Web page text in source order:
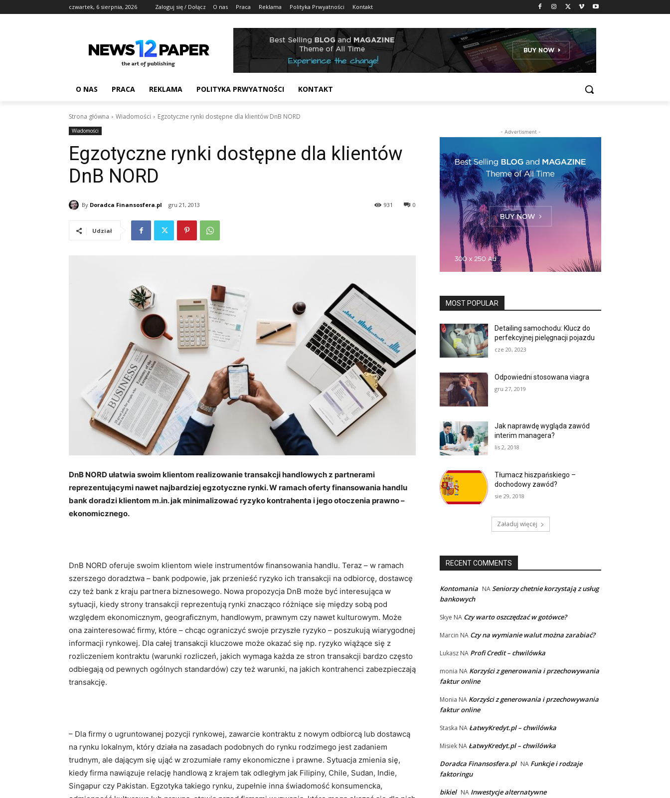
czwartek, 6 sierpnia, 2026 Zaloguj się / Dołącz O nas Praca Reklama Polityka Prwyatności Kontakt
O NAS PRACA REKLAMA POLITYKA PRWYATNOŚCI KONTAKT
Strona główna Wiadomości Egzotyczne rynki dostępne dla klientów DnB NORD
Wiadomości
Egzotyczne rynki dostępne dla klientów
DnB NORD
By Doradca Finansosfera.pl gru 21, 2013 0
931
Udział
DnB NORD ułatwia swoim klientom realizowanie transakcji handlowych z partnerami
reprezentującymi nawet najbardziej egzotyczne rynki. W ramach oferty finansowania handlu
bank doradzi klientom m.in. jak minimalizować ryzyko kontrahenta i jego otoczenia prawno –
ekonomicznego.
DnB NORD oferuje swoim klientom wiele instrumentów finansowania handlu. Teraz – w ramach
szerszego doradztwa – bank podpowie, jak przenieść ryzyko ich transakcji na odbiorcę, dostawcę
czy też bank z kraju partnera biznesowego. Nowa propozycja DnB może być interesująca w
sytuacji, kiedy strony transakcji reprezentują rynki znacząco różniące się między sobą pod
względem ekonomicznym, geograficznym, handlowym, prawnym czy nawet kulturowym. Może
ona zainteresować firmy, które – chcąc ograniczyć swoje przyszłe ryzyko – poszukują wiarygodnej
informacji rynkowej. Dla całej transakcji kluczowe może okazać się np. ryzyko wiążące się z
rozliczeniem kontraktu (warunki rozliczeń, jakich wymaga każda ze stron transakcji bardzo często
odbiegają od pewnych ogólnych standardów) czy też warunki, na jakich kontrahenci zabezpieczają
transakcję.
– Dla firmy o ugruntowanej pozycji rynkowej, zawarcie kontraktu z nowym odbiorcą lub dostawcą
na rynku lokalnym, który działa na zasadach podobnych do rynku rodzimego jest zadaniem
trudnym, ale dającym się ująć w zrozumiałe ramy ekonomiczne i prawne. Sytuacja zmienia się,
kiedy firma nawiązuje relację handlową z krajem tak odległym jak Filipiny, Chile, Sudan, Indie,
Singapur czy Pakistan. Egzotyka takiego rynku, zupełnie inna świadomość konsumencka,
- Advertisment -
MOST POPULAR
Detailing samochodu: Klucz do
perfekcyjnej pielęgnacji pojazdu
cze 20, 2023
Odpowiedni stosowana viagra
gru 27, 2019
Jak naprawdę wygląda zawód
interim managera?
lis 2, 2018
Tłumacz hiszpańskiego –
dochodowy zawód?
sie 29, 2018
Załaduj więcej
RECENT COMMENTS
Kontomania NASeniorzy chetnie korzystają z usług
bankowych
Skye NA Czy warto oszczędzać w gotówce?
Marcin NA Czy na wymianie walut można zarabiać?
Lukasz NA Profi Credit – chwilówka
monia NA Korzyści z generowania i przechowywania
faktur online
Monia NA Korzyści z generowania i przechowywania
faktur online
Staska NA ŁatwyKredyt.pl – chwilówka
Misiek NA ŁatwyKredyt.pl – chwilówka
Doradca Finansosfera.pl NA Funkcje i rodzaje
faktoringu
bikiel NA Inwestycje alternatywne